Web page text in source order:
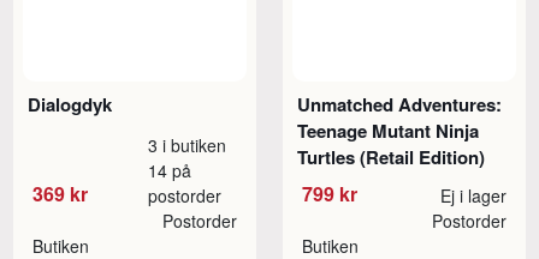
Dialogdyk
369 kr
3 i butiken
14 på
postorder
Butiken
Postorder
Unmatched Adventures:
Teenage Mutant Ninja
Turtles (Retail Edition)
799 kr Ej i lager
Butiken
Postorder